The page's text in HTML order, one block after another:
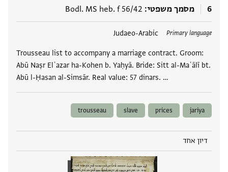
6 מסמך משפטי Bodl. MS heb. f 56/42
Primary language
Judaeo-Arabic
Trousseau list to accompany a marriage contract. Groom:
Abū Naṣr Elʿazar ha-Kohen b. Yaḥyā. Bride: Sitt al-Maʿālī bt.
Abū l-Ḥasan al-Simsār. Real value: 57 dinars. …
תגים
jariya
prices
slave
trousseau
דיון אחד